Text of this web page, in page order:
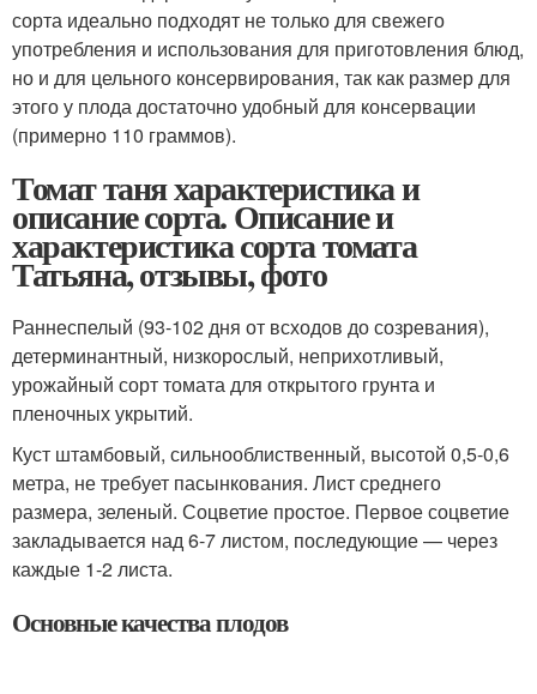
сорта идеально подходят не только для свежего
употребления и использования для приготовления блюд,
но и для цельного консервирования, так как размер для
этого у плода достаточно удобный для консервации
(примерно 110 граммов).
Томат таня характеристика и
описание сорта. Описание и
характеристика сорта томата
Татьяна, отзывы, фото
Раннеспелый (93-102 дня от всходов до созревания),
детерминантный, низкорослый, неприхотливый,
урожайный сорт томата для открытого грунта и
пленочных укрытий.
Куст штамбовый, сильнооблиственный, высотой 0,5-0,6
метра, не требует пасынкования. Лист среднего
размера, зеленый. Соцветие простое. Первое соцветие
закладывается над 6-7 листом, последующие — через
каждые 1-2 листа.
Основные качества плодов